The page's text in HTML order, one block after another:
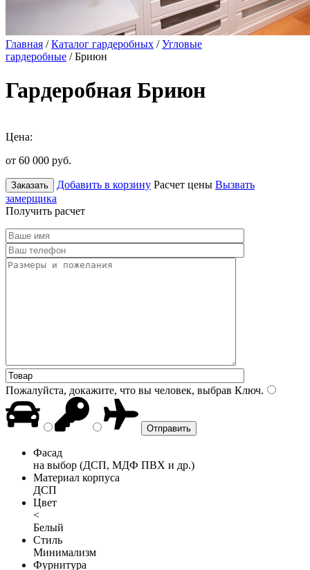
Главная /Каталог гардеробных /Угловые
гардеробные / Бриюн
Гардеробная Бриюн
Цена:
от 60 000 руб.
Заказать Добавить в корзину Расчет цены Вызвать
замерщика
Получить расчет
Пожалуйста, докажите, что вы человек, выбрав Ключ.
Фасад
на выбор (ДСП, МДФ ПВХ и др.)
Материал корпуса
ДСП
Цвет
<
Белый
Стиль
Минимализм
Фурнитура